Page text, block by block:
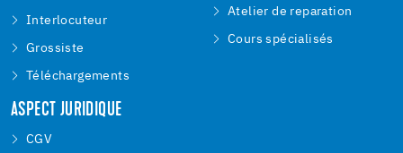
Interlocuteur
Grossiste
Téléchargements
Atelier de reparation
Cours spécialisés
ASPECT JURIDIQUE
CGV